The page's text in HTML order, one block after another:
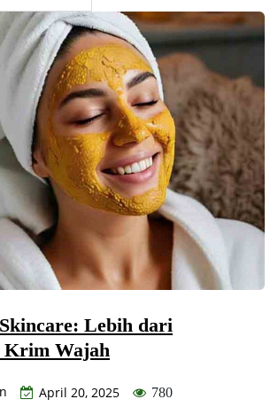
Lebih dari
Krim Wajah
April 20, 2025 780